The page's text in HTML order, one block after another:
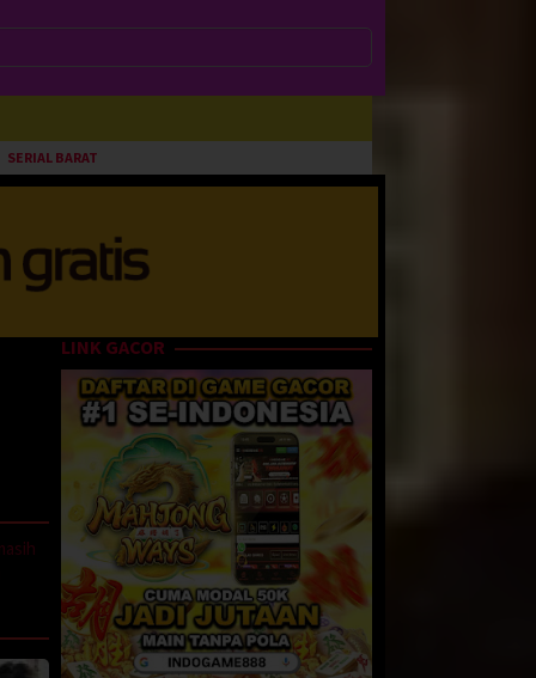
SERIAL BARAT
LINK GACOR